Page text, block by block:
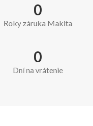
0
Roky záruka Makita
0
Dní na vrátenie